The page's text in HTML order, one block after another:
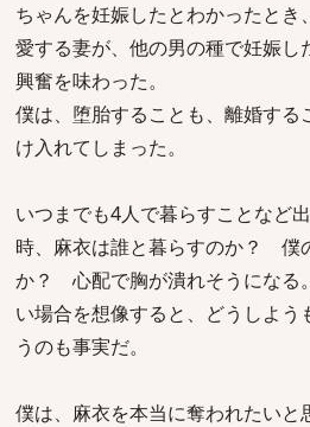
ちゃんを妊娠したとわかったとき
愛する妻が、他の男の種で妊娠し
興奮を味わった。
僕は、堕胎することも、離婚する
け入れてしまった。
いつまでも4人で暮らすことなど
時、麻衣は誰と暮らすのか？ 僕
か？ 心配で胸が潰れそうになる
い場合を想像すると、どうしよう
うのも事実だ。
僕は、麻衣を本当に奪われたいと